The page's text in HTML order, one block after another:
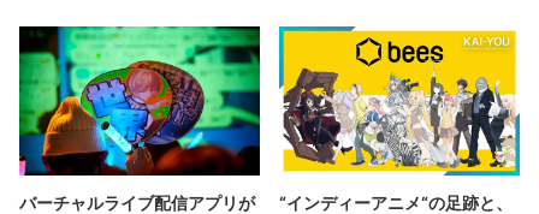
バーチャルライブ配信アプリが
“インディーアニメ“の足跡と、